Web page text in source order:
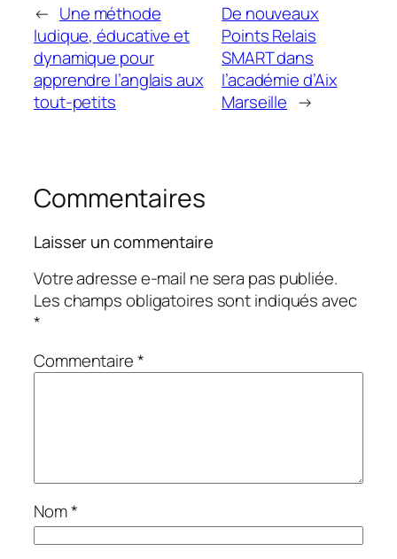
← Une méthode
ludique, éducative et
dynamique pour
apprendre l’anglais aux
tout-petits
De nouveaux
Points Relais
SMART dans
l’académie d’Aix
Marseille →
Commentaires
Laisser un commentaire
Votre adresse e-mail ne sera pas publiée.
Les champs obligatoires sont indiqués avec
*
Commentaire*
Nom*